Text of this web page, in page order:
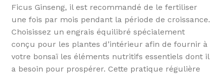
Ficus Ginseng, il est recommandé de le fertiliser
une fois par mois pendant la période de croissance.
Choisissez un engrais équilibré spécialement
conçu pour les plantes d’intérieur afin de fournir à
votre bonsaï les éléments nutritifs essentiels dont il
a besoin pour prospérer. Cette pratique régulière